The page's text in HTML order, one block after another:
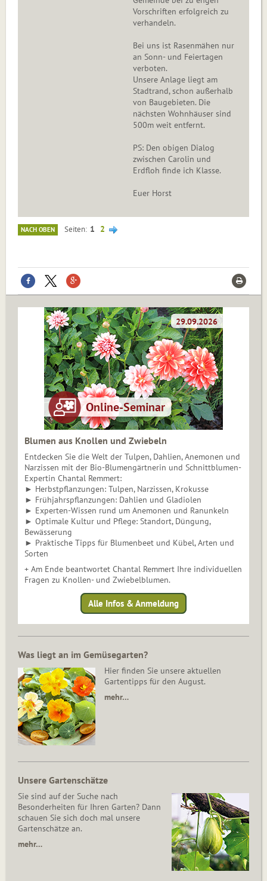
Vorschriften erfolgreich zu
verhandeln.
Bei uns ist Rasenmähen nur
an Sonn- und Feiertagen
verboten.
Unsere Anlage liegt am
Stadtrand, schon außerhalb
von Baugebieten. Die
nächsten Wohnhäuser sind
500m weit entfernt.
PS: Den obigen Dialog
zwischen Carolin und
Erdfloh finde ich Klasse.
Euer Horst
NACH OBEN Seiten 1 2
Blumen aus Knollen und Zwiebeln
Entdecken Sie die Welt der Tulpen, Dahlien, Anemonen und
Narzissen mit der Bio-Blumengärtnerin und Schnittblumen-
Expertin Chantal Remmert:
► Herbstpflanzungen: Tulpen, Narzissen, Krokusse
► Frühjahrspflanzungen: Dahlien und Gladiolen
► Experten-Wissen rund um Anemonen und Ranunkeln
► Optimale Kultur und Pflege: Standort, Düngung,
Bewässerung
► Praktische Tipps für Blumenbeet und Kübel, Arten und
Sorten
+ Am Ende beantwortet Chantal Remmert Ihre individuellen
Fragen zu Knollen- und Zwiebelblumen.
Alle Infos & Anmeldung
Was liegt an im Gemüsegarten?
Hier finden Sie unsere aktuellen
Gartentipps für den August.
mehr…
Unsere Gartenschätze
Sie sind auf der Suche nach
Besonderheiten für Ihren Garten? Dann
schauen Sie sich doch mal unsere
Gartenschätze an.
mehr…